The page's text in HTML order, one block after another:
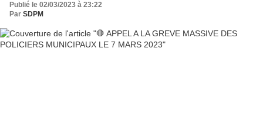
Publié le 02/03/2023 à 23:22
Par SDPM